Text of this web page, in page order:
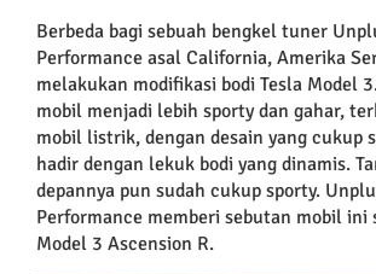
Berbeda bagi sebuah bengkel tuner
Performance asal California, Amerika
melakukan modifikasi bodi Tesla Model
mobil menjadi lebih sporty dan gahar,
mobil listrik, dengan desain yang cukup
hadir dengan lekuk bodi yang dinamis.
depannya pun sudah cukup sporty.
Performance memberi sebutan mobil ini
Model 3 Ascension R.